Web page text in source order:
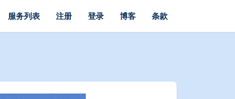
服务列表 注册 登录 博客 条款